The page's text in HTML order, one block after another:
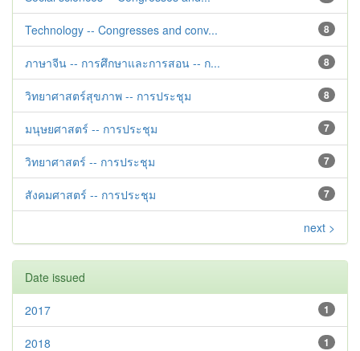
8
Technology -- Congresses and conv...
8
ภาษาจีน -- การศึกษาและการสอน -- ก...
8
วิทยาศาสตร์สุขภาพ -- การประชุม
7
มนุษยศาสตร์ -- การประชุม
7
วิทยาศาสตร์ -- การประชุม
7
สังคมศาสตร์ -- การประชุม
next >
Date issued
1
2017
1
2018